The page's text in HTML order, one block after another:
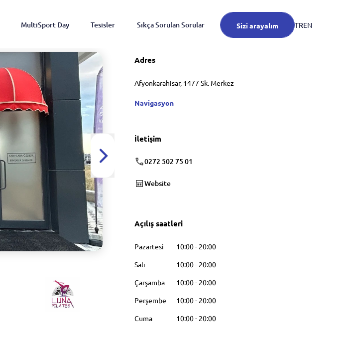
MultiSport Day Tesisler Sıkça Sorulan Sorular Sizi arayalım TREN
Adres
Afyonkarahisar, 1477 Sk. Merkez
Navigasyon
İletişim
0272 502 75 01
Website
Açılış saatleri
Pazartesi 10:00- 20:00
Salı
10:00- 20:00
Çarşamba
10:00- 20:00
Perşembe
10:00- 20:00
Cuma
10:00- 20:00